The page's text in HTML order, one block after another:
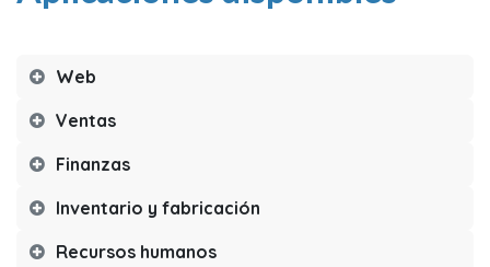
Web
Ventas
Finanzas
Inventario y fabricación
Recursos humanos